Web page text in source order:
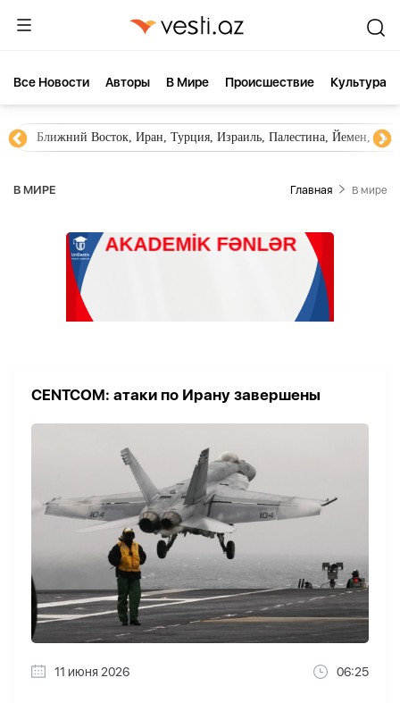
Все Новости Aвторы В Мире Происшествие Культура
Ближний Восток, Иран, Турция, Израиль, Палестина, Йемен,
В МИРЕ Главная В мире
CENTCOM: атаки по Ирану завершены
11 июня 2026 06:25